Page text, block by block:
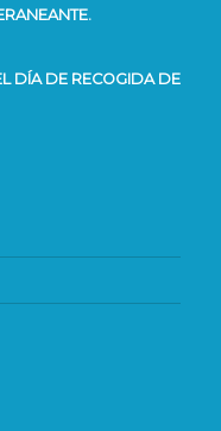
DÍA DE RECOGIDA DE